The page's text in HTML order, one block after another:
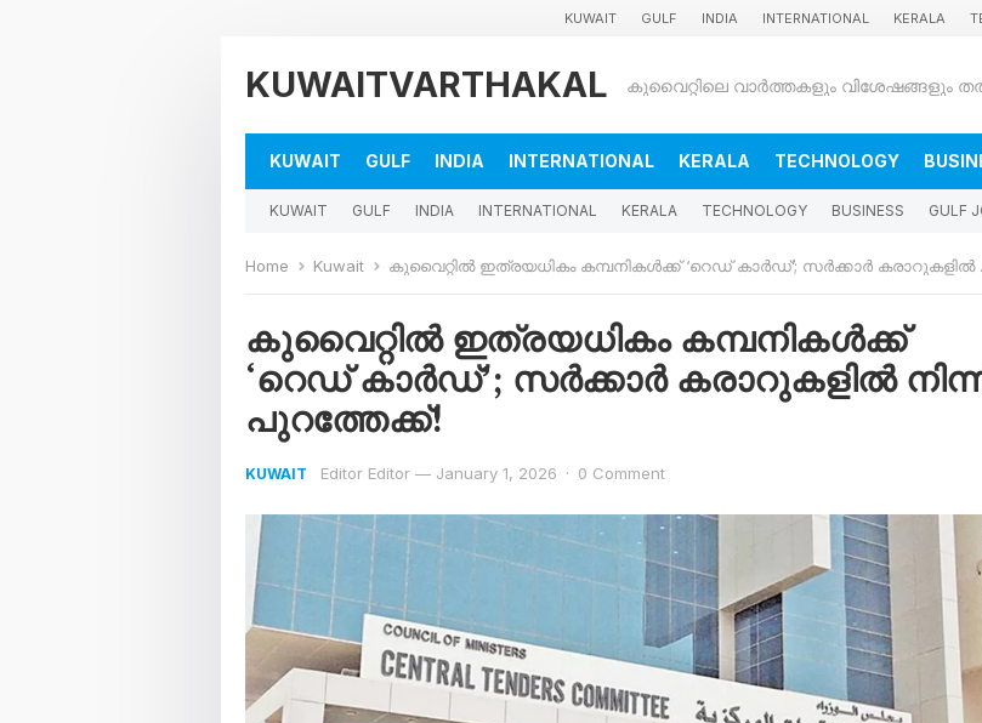
KUWAIT GULF INDIA INTERNATIONAL KERALA
KUWAITVARTHAKAL
KUWAIT GULF INDIA INTERNATIONAL KERALA TECHNOLOGY
KUWAIT GULF INDIA INTERNATIONAL KERALA TECHNOLOGY BUSINESS GULF
Home Kuwait കുവൈറ്റിൽ ഇത്രയധികം കമ്പനികൾക്ക് ‘റെഡ് കാർഡ്’; സർക്കാർ കരാറുകളിൽ നിന്ന് പുറത്തേക്ക്!
കുവൈറ്റിൽ ഇത്രയധികം കമ്പനികൾക്ക്
‘റെഡ് കാർഡ്’; സർക്കാർ കരാറുകളിൽ
പുറത്തേക്ക്!
KUWAIT Editor Editor — January 1, 2026 · 0 Comment